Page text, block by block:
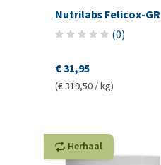
Nutrilabs Felicox-GR
(0)
€ 31,95
(€ 319,50 / kg)
Herhaal